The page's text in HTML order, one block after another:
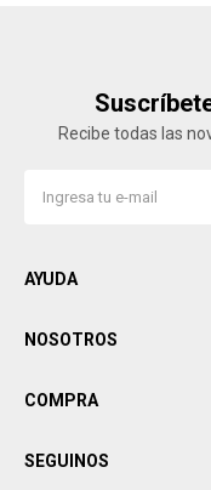
Recibe todas las
AYUDA
NOSOTROS
COMPRA
SEGUINOS